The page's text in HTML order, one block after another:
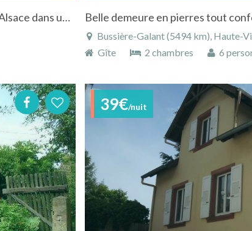
Chambres d'hôtes à Gundershoffen dans le Bas-Rhin en Alsace dans un corps de ferme du 18ème siècle Belle demeure en pierres tout
Bussière-Galant (5494 km), Haute-
Gîte
2 chambres 6
39€/nuit